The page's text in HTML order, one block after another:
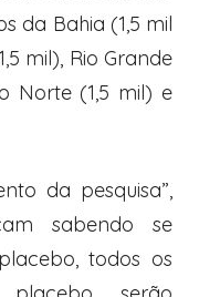
da Bahia (1,5 mil
mil), Rio Grande
Norte (1,5 mil) e
da pesquisa”,
sabendo se
todos os